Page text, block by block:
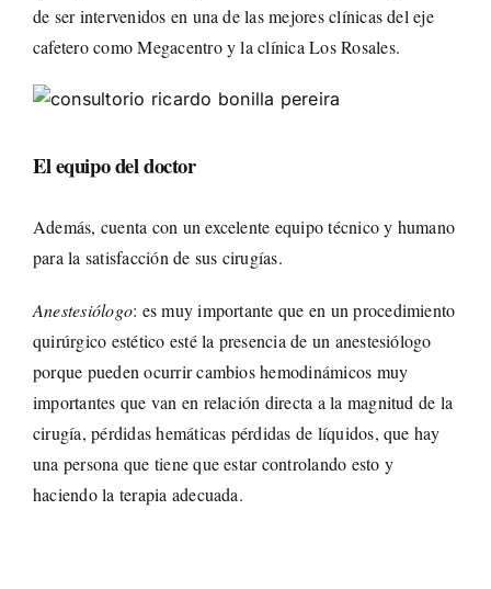
de ser intervenidos en una de las mejores clínicas del eje
cafetero como Megacentro y la clínica Los Rosales.
El equipo del doctor
Además, cuenta con un excelente equipo técnico y humano
para la satisfacción de sus cirugías.
Anestesiólogo: es muy importante que en un procedimiento
quirúrgico estético esté la presencia de un anestesiólogo
porque pueden ocurrir cambios hemodinámicos muy
importantes que van en relación directa a la magnitud de la
cirugía, pérdidas hemáticas pérdidas de líquidos, que hay
una persona que tiene que estar controlando esto y
haciendo la terapia adecuada.